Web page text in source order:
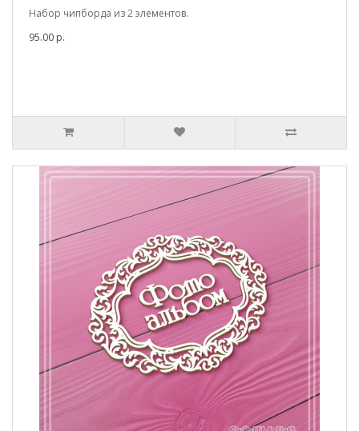
Набор чипборда из 2 элементов.
95.00 р.